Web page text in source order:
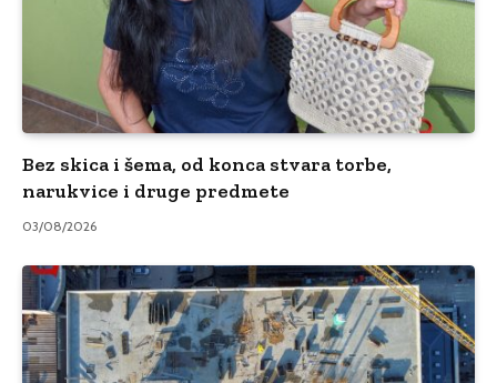
Bez skica i šema, od konca stvara torbe,
narukvice i druge predmete
03/08/2026